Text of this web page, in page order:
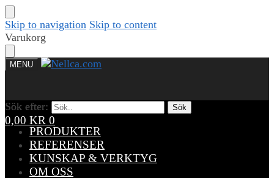
Skip to navigation Skip to content
Varukorg
MENU
Sök efter: Sök
0,00 KR 0
Sök efter: Sök
PRODUKTER
REFERENSER
KUNSKAP & VERKTYG
OM OSS